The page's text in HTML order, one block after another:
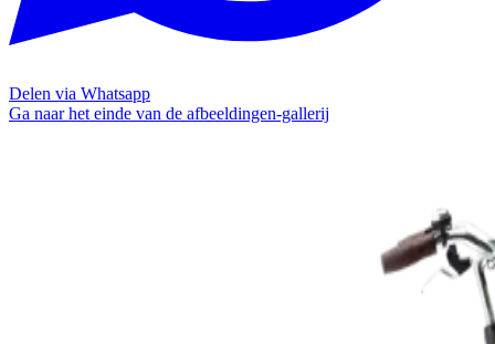
Delen via Whatsapp
Ga naar het einde van de afbeeldingen-gallerij